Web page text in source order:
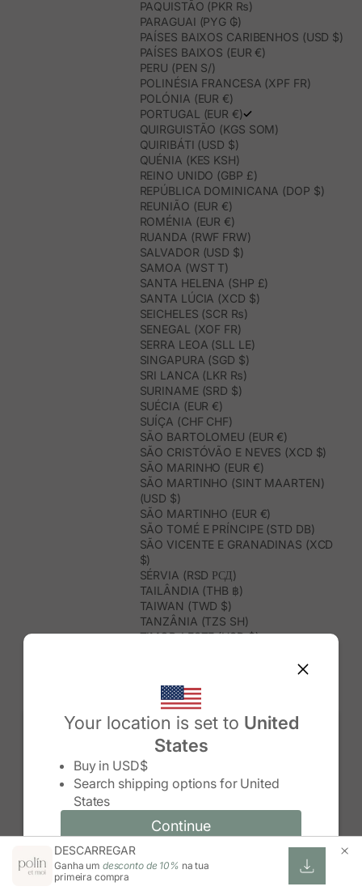
Your location is set to United
States
Buy in USD$
Search shipping options for United
States
Continue
Change country/region and language
Change country/region
Continue
PAQUISTÃO (PKR ₨)
PARAGUAI (PYG ₲)
PAÍSES BAIXOS CARIBENHOS (USD $)
PAÍSES BAIXOS (EUR €)
PERU (PEN S/)
POLINÉSIA FRANCESA (XPF FR)
POLÓNIA (EUR €)
PORTUGAL (EUR €)
QUIRGUISTÃO (KGS SOM)
QUIRIBÁTI (USD $)
QUÉNIA (KES KSH)
REINO UNIDO (GBP £)
REPÚBLICA DOMINICANA (DOP $)
REUNIÃO (EUR €)
ROMÉNIA (EUR €)
RUANDA (RWF FRW)
SALVADOR (USD $)
SAMOA (WST T)
SANTA HELENA (SHP £)
SANTA LÚCIA (XCD $)
SEICHELES (SCR ₨)
SENEGAL (XOF FR)
SERRA LEOA (SLL LE)
SINGAPURA (SGD $)
SRI LANCA (LKR ₨)
SURINAME (SRD $)
SUÉCIA (EUR €)
SUÍÇA (CHF CHF)
SÃO BARTOLOMEU (EUR €)
SÃO CRISTÓVÃO E NEVES (XCD $)
SÃO MARINHO (EUR €)
SÃO MARTINHO (SINT MAARTEN)
(USD $)
SÃO MARTINHO (EUR €)
SÃO TOMÉ E PRÍNCIPE (STD DB)
SÃO VICENTE E GRANADINAS (XCD
$)
SÉRVIA (RSD РСД)
TAILÂNDIA (THB ฿)
TAIWAN (TWD $)
TANZÂNIA (TZS SH)
TIMOR-LESTE (USD $)
TRINDADE E TOBAGO (TTD $)
TUNÍSIA (USD $)
TURQUEMENISTÃO (USD $)
TURQUIA (TRY ₺)
TUVALU (AUD $)
UGANDA (UGX USH)
URUGUAI (UYU $U)
USBEQUISTÃO (UZS SO'M)
VENEZUELA (USD $)
VIETNAME (VND ₫)
WALLIS E FUTUNA (XPF FR)
ZIMBABUÉ (USD $)
DESCARREGAR
Ganha um desconto de 10% na tua
primeira compra